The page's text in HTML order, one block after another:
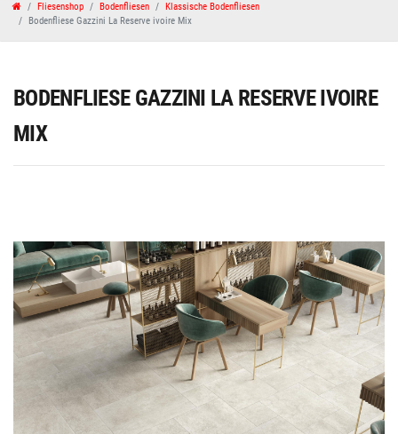
Fliesenshop Bodenfliesen
Klassische Bodenfliesen
Bodenfliese Gazzini La Reserve ivoire Mix
BODENFLIESE GAZZINI LA RESERVE IVOIRE
MIX